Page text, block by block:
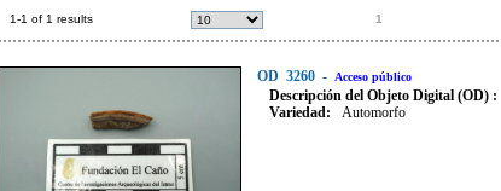
1-1 of 1 results 1
OD 3260 - Acceso público
Descripción del Objeto Digital (OD) :
Variedad: Automorfo